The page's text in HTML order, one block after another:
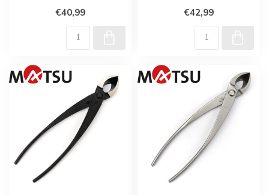
€40,99 €42,99